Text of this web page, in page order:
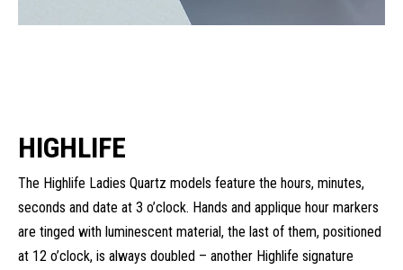
HIGHLIFE
The Highlife Ladies Quartz models feature the hours, minutes,
seconds and date at 3 o’clock. Hands and applique hour markers
are tinged with luminescent material, the last of them, positioned
at 12 o’clock, is always doubled – another Highlife signature